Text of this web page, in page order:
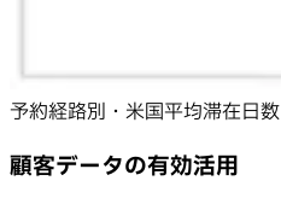
予約経路別・米国平均滞在日数
顧客データの有効活用